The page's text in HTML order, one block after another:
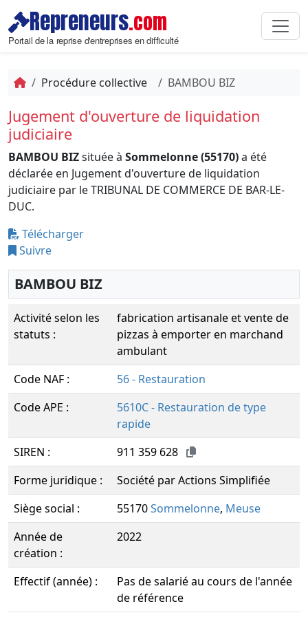
Repreneurs.com
Portail de la reprise d'entreprises en difficulté
Procédure collective BAMBOU BIZ
Jugement d'ouverture de liquidation
judiciaire
BAMBOU BIZsituée à Sommelonne (55170)a été
déclarée en Jugement d'ouverture de liquidation
judiciaire par le TRIBUNAL DE COMMERCE DE BAR-LE-
DUC.
Télécharger
Suivre
BAMBOU BIZ
Activité selon les
statuts :
fabrication artisanale et vente de
pizzas à emporter en marchand
ambulant
Code NAF :
56 - Restauration
Code APE :
5610C - Restauration de type
rapide
SIREN :
911 359 628
Forme juridique :
Société par Actions Simplifiée
Siège social :
55170Sommelonne, Meuse
Année de
création :
2022
Effectif (année) :
Pas de salarié au cours de l'année
de référence